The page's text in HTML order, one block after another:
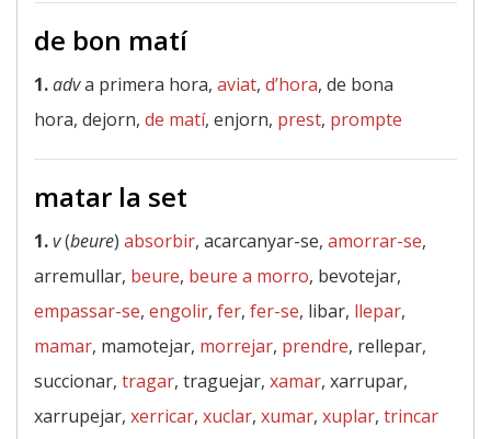
de bon matí
1.adva primera hora, aviat, d’hora, de bona
hora, dejorn, de matí, enjorn, prest, prompte
matar la set
1.v(beure) absorbir, acarcanyar-se, amorrar-se,
arremullar, beure, beure a morro, bevotejar,
empassar-se, engolir, fer, fer-se, libar, llepar,
mamar, mamotejar, morrejar, prendre, rellepar,
succionar, tragar, traguejar, xamar, xarrupar,
xarrupejar, xerricar, xuclar, xumar, xuplar, trincar